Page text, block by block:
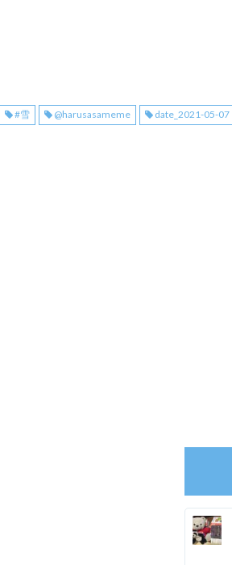
#雪 @harusasameme date_2021-05-07